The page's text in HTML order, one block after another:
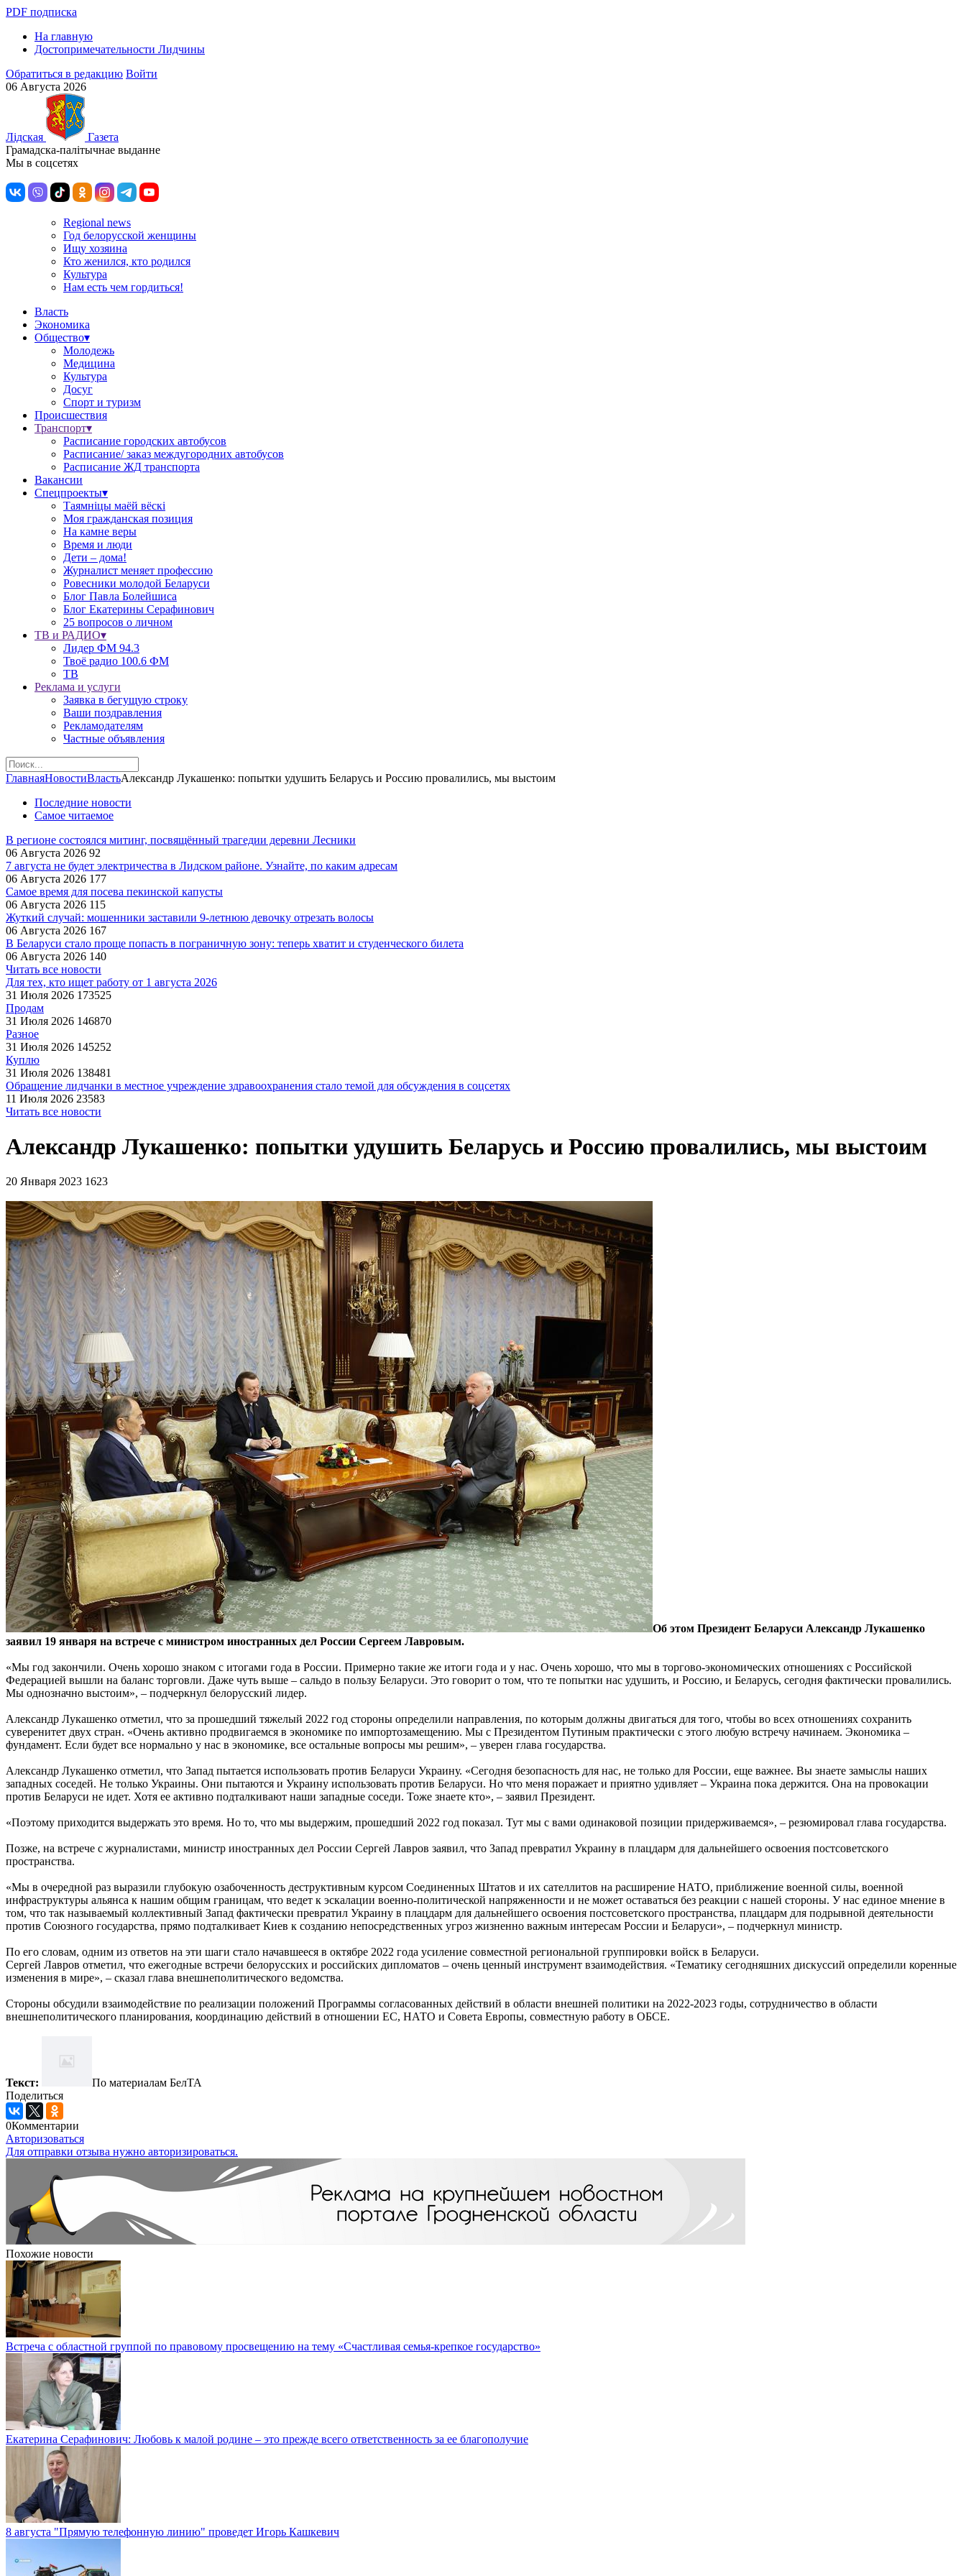
PDF подписка
На главную
Достопримечательности Лидчины
Обратиться в редакцию Войти
06 Августа 2026
Лiдская
Газета
Грамадска-палiтычнае выданне
Мы в соцсетях
Regional news
Год белорусской женщины
Ищу хозяина
Кто женился, кто родился
Культура
Нам есть чем гордиться!
Власть
Экономика
Общество▾
Молодежь
Медицина
Культура
Досуг
Спорт и туризм
Происшествия
Транспорт▾
Расписание городских автобусов
Расписание/ заказ междугородних автобусов
Расписание ЖД транспорта
Вакансии
Спецпроекты▾
Таямніцы маёй вёскі
Моя гражданская позиция
На камне веры
Время и люди
Дети – дома!
Журналист меняет профессию
Ровесники молодой Беларуси
Блог Павла Болейшиса
Блог Екатерины Серафинович
25 вопросов о личном
ТВ и РАДИО▾
Лидер ФМ 94.3
Твоё радио 100.6 ФМ
ТВ
Реклама и услуги
Заявка в бегущую строку
Ваши поздравления
Рекламодателям
Частные объявления
ГлавнаяНовостиВластьАлександр Лукашенко: попытки удушить Беларусь и Россию провалились, мы выстоим
Последние новости
Самое читаемое
В регионе состоялся митинг, посвящённый трагедии деревни Лесники
06 Августа 2026 92
7 августа не будет электричества в Лидском районе. Узнайте, по каким адресам
06 Августа 2026 177
Самое время для посева пекинской капусты
06 Августа 2026 115
Жуткий случай: мошенники заставили 9‑летнюю девочку отрезать волосы
06 Августа 2026 167
В Беларуси стало проще попасть в пограничную зону: теперь хватит и студенческого билета
06 Августа 2026 140
Читать все новости
Для тех, кто ищет работу от 1 августа 2026
31 Июля 2026 173525
Продам
31 Июля 2026 146870
Разное
31 Июля 2026 145252
Куплю
31 Июля 2026 138481
Обращение лидчанки в местное учреждение здравоохранения стало темой для обсуждения в соцсетях
11 Июля 2026 23583
Читать все новости
Александр Лукашенко: попытки удушить Беларусь и Россию провалились, мы выстоим
20 Января 2023 1623
Об этом Президент Беларуси Александр Лукашенко
заявил 19 января на встрече с министром иностранных дел России Сергеем Лавровым.
«Мы год закончили. Очень хорошо знаком с итогами года в России. Примерно такие же итоги года и у нас. Очень хорошо, что мы в торгово-экономических отношениях с Российской
Федерацией вышли на баланс торговли. Даже чуть выше – сальдо в пользу Беларуси. Это говорит о том, что те попытки нас удушить, и Россию, и Беларусь, сегодня фактически провалились.
Мы однозначно выстоим», – подчеркнул белорусский лидер.
Александр Лукашенко отметил, что за прошедший тяжелый 2022 год стороны определили направления, по которым должны двигаться для того, чтобы во всех отношениях сохранить
суверенитет двух стран. «Очень активно продвигаемся в экономике по импортозамещению. Мы с Президентом Путиным практически с этого любую встречу начинаем. Экономика –
фундамент. Если будет все нормально у нас в экономике, все остальные вопросы мы решим», – уверен глава государства.
Александр Лукашенко отметил, что Запад пытается использовать против Беларуси Украину. «Сегодня безопасность для нас, не только для России, еще важнее. Вы знаете замыслы наших
западных соседей. Не только Украины. Они пытаются и Украину использовать против Беларуси. Но что меня поражает и приятно удивляет – Украина пока держится. Она на провокации
против Беларуси не идет. Хотя ее активно подталкивают наши западные соседи. Тоже знаете кто», – заявил Президент.
«Поэтому приходится выдержать это время. Но то, что мы выдержим, прошедший 2022 год показал. Тут мы с вами одинаковой позиции придерживаемся», – резюмировал глава государства.
Позже, на встрече с журналистами, министр иностранных дел России Сергей Лавров заявил, что Запад превратил Украину в плацдарм для дальнейшего освоения постсоветского
пространства.
«Мы в очередной раз выразили глубокую озабоченность деструктивным курсом Соединенных Штатов и их сателлитов на расширение НАТО, приближение военной силы, военной
инфраструктуры альянса к нашим общим границам, что ведет к эскалации военно-политической напряженности и не может оставаться без реакции с нашей стороны. У нас единое мнение в
том, что так называемый коллективный Запад фактически превратил Украину в плацдарм для дальнейшего освоения постсоветского пространства, плацдарм для подрывной деятельности
против Союзного государства, прямо подталкивает Киев к созданию непосредственных угроз жизненно важным интересам России и Беларуси», – подчеркнул министр.
По его словам, одним из ответов на эти шаги стало начавшееся в октябре 2022 года усиление совместной региональной группировки войск в Беларуси.
Сергей Лавров отметил, что ежегодные встречи белорусских и российских дипломатов – очень ценный инструмент взаимодействия. «Тематику сегодняшних дискуссий определили коренные
изменения в мире», – сказал глава внешнеполитического ведомства.
Стороны обсудили взаимодействие по реализации положений Программы согласованных действий в области внешней политики на 2022-2023 годы, сотрудничество в области
внешнеполитического планирования, координацию действий в отношении ЕС, НАТО и Совета Европы, совместную работу в ОБСЕ.
Текст:
По материалам БелТА
Поделиться
0Комментарии
Авторизоваться
Для отправки отзыва нужно авторизироваться.
Похожие новости
Встреча с областной группой по правовому просвещению на тему «Счастливая семья-крепкое государство»
Екатерина Серафинович: Любовь к малой родине – это прежде всего ответственность за ее благополучие
8 августа "Прямую телефонную линию" проведет Игорь Кашкевич